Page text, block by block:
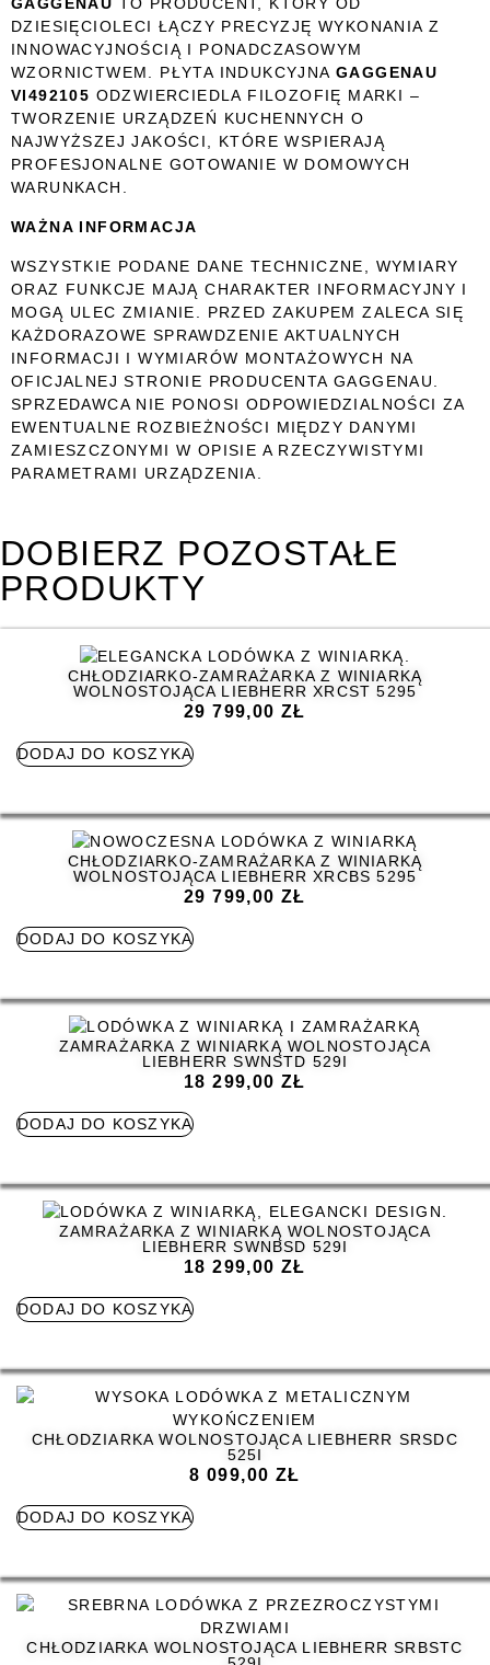
DZIESIĘCIOLECI ŁĄCZY PRECYZJĘ WYKONANIA Z
INNOWACYJNOŚCIĄ I PONADCZASOWYM
WZORNICTWEM. PŁYTA INDUKCYJNA GAGGENAU
VI492105 ODZWIERCIEDLA FILOZOFIĘ MARKI –
TWORZENIE URZĄDZEŃ KUCHENNYCH O
NAJWYŻSZEJ JAKOŚCI, KTÓRE WSPIERAJĄ
PROFESJONALNE GOTOWANIE W DOMOWYCH
WARUNKACH.
WAŻNA INFORMACJA
WSZYSTKIE PODANE DANE TECHNICZNE, WYMIARY
ORAZ FUNKCJE MAJĄ CHARAKTER INFORMACYJNY I
MOGĄ ULEC ZMIANIE. PRZED ZAKUPEM ZALECA SIĘ
KAŻDORAZOWE SPRAWDZENIE AKTUALNYCH
INFORMACJI I WYMIARÓW MONTAŻOWYCH NA
OFICJALNEJ STRONIE PRODUCENTA GAGGENAU.
SPRZEDAWCA NIE PONOSI ODPOWIEDZIALNOŚCI ZA
EWENTUALNE ROZBIEŻNOŚCI MIĘDZY DANYMI
ZAMIESZCZONYMI W OPISIE A RZECZYWISTYMI
PARAMETRAMI URZĄDZENIA.
DOBIERZ POZOSTAŁE
PRODUKTY
CHŁODZIARKO-ZAMRAŻARKA Z WINIARKĄ
WOLNOSTOJĄCA LIEBHERR XRCST 5295
29 799,00ZŁ
DODAJ DO KOSZYKA
CHŁODZIARKO-ZAMRAŻARKA Z WINIARKĄ
WOLNOSTOJĄCA LIEBHERR XRCBS 5295
29 799,00ZŁ
DODAJ DO KOSZYKA
ZAMRAŻARKA Z WINIARKĄ WOLNOSTOJĄCA
LIEBHERR SWNSTD 529I
18 299,00ZŁ
DODAJ DO KOSZYKA
ZAMRAŻARKA Z WINIARKĄ WOLNOSTOJĄCA
LIEBHERR SWNBSD 529I
18 299,00ZŁ
DODAJ DO KOSZYKA
CHŁODZIARKA WOLNOSTOJĄCA LIEBHERR SRSDC
525I
8 099,00 ZŁ
DODAJ DO KOSZYKA
CHŁODZIARKA WOLNOSTOJĄCA LIEBHERR SRBSTC